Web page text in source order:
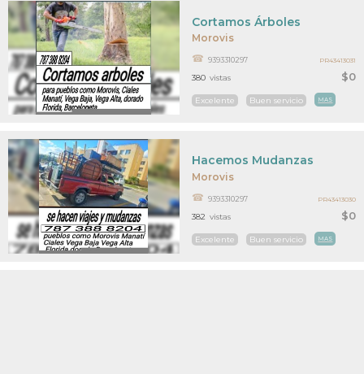
Morovis
$0
Cortamos Árboles
9393310297
Excelente Buen servicio MAS
380 vistas
PR43413031
Morovis
$0
Hacemos Mudanzas
9393310297
Excelente Buen servicio MAS
382 vistas
PR43413030